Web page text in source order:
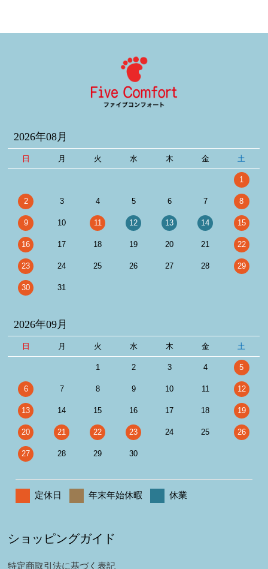
2026年08月
日 月 火 水 木 金 土
1
2 3 4 5 6 7 8
9 10 11 12 13 14 15
16 17 18 19 20 21 22
23 24 25 26 27 28 29
30 31
2026年09月
日 月 火 水 木 金 土
1 2 3 4 5
6 7 8 9 10 11 12
13 14 15 16 17 18 19
20 21 22 23 24 25 26
27 28 29 30
定休日 年末年始休暇 休業
ショッピングガイド
特定商取引法に基づく表記